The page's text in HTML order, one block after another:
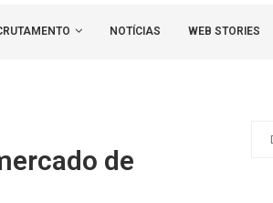
NOTÍCIAS WEB STORIES
de